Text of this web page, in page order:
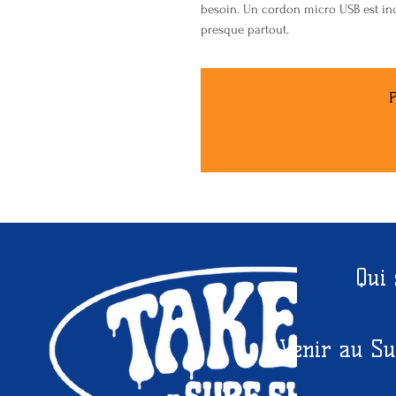
besoin. Un cordon micro USB est
presque partout.
Qui
Venir au